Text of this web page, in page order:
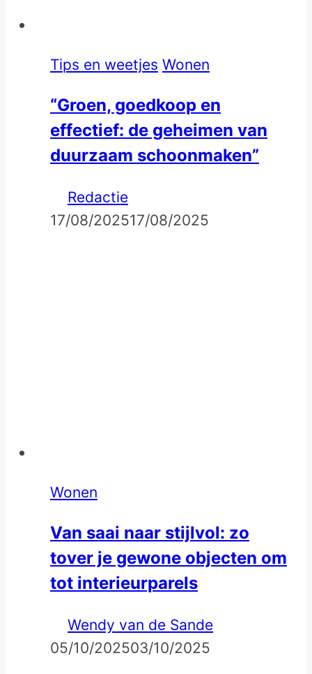
Tips en weetjes Wonen
“Groen, goedkoop en
effectief: de geheimen van
duurzaam schoonmaken”
Redactie
17/08/202517/08/2025
Wonen
Van saai naar stijlvol: zo
tover je gewone objecten om
tot interieurparels
Wendy van de Sande
05/10/202503/10/2025